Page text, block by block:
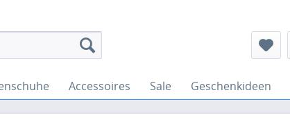
Accessoires Sale Geschenkideen